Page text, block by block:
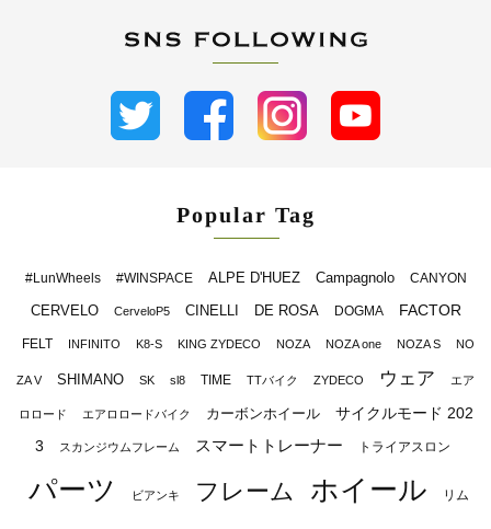
Popular Tag
#LunWheels #WINSPACE ALPE D'HUEZ Campagnolo CANYON
CERVELO CerveloP5 CINELLI DE ROSA DOGMA FACTOR
FELT INFINITO K8-S KING ZYDECO NOZA NOZA one NOZA S NO
ZA V SHIMANO SK sl8 TIME TTバイク ZYDECO ウェア エア
ロロード エアロロードバイク カーボンホイール
サイクルモード 202
3
スカンジウムフレーム スマートトレーナー トライアスロン
パーツ ビアンキ フレーム ホイール リム